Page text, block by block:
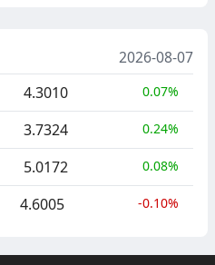
2026-08-07
4.3010 0.07%
3.7324 0.24%
5.0172 0.08%
4.6005 -0.10%